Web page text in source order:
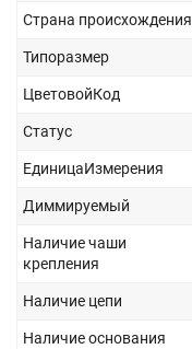
Страна происхождения
Типоразмер
ЦветовойКод
Статус
ЕдиницаИзмерения
Диммируемый
Наличие чаши
крепления
Наличие цепи
Наличие основания